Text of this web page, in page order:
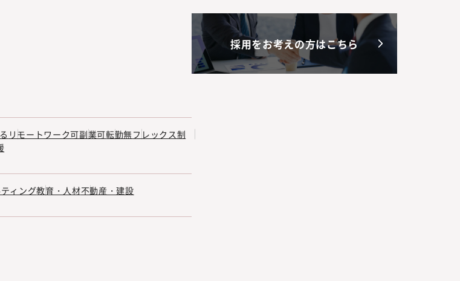
採用をお考えの方はこちら
リモートワーク可副業可転勤無フレックス制
ィング教育・人材不動産・建設